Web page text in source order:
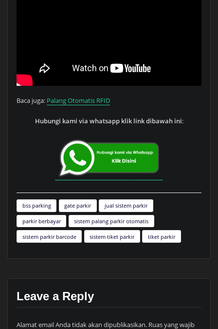
Baca juga: Palang Otomatis RFID
Hubungi kami via whatsapp klik link dibawah ini:
bss parking gate parkir jual sistem parkir
parkir berbayar sistem palang parkir otomatis
sistem parkir barcode sistem tiket parkir tiket parkir
Leave a Reply
Alamat email Anda tidak akan dipublikasikan. Ruas yang wajib